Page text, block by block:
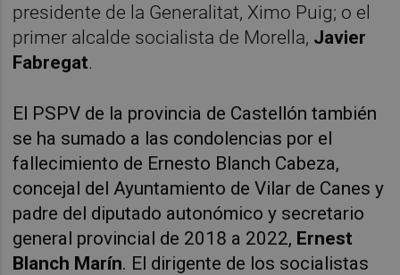
presidente de la Generalitat, Ximo Puig; o el
primer alcalde socialista de Morella, Javier
Fabregat.
El PSPV de la provincia de Castellón también
se ha sumado a las condolencias por el
fallecimiento de Ernesto Blanch Cabeza,
concejal del Ayuntamiento de Vilar de Canes y
padre del diputado autonómico y secretario
general provincial de 2018 a 2022, Ernest
Blanch Marín. El dirigente de los socialistas